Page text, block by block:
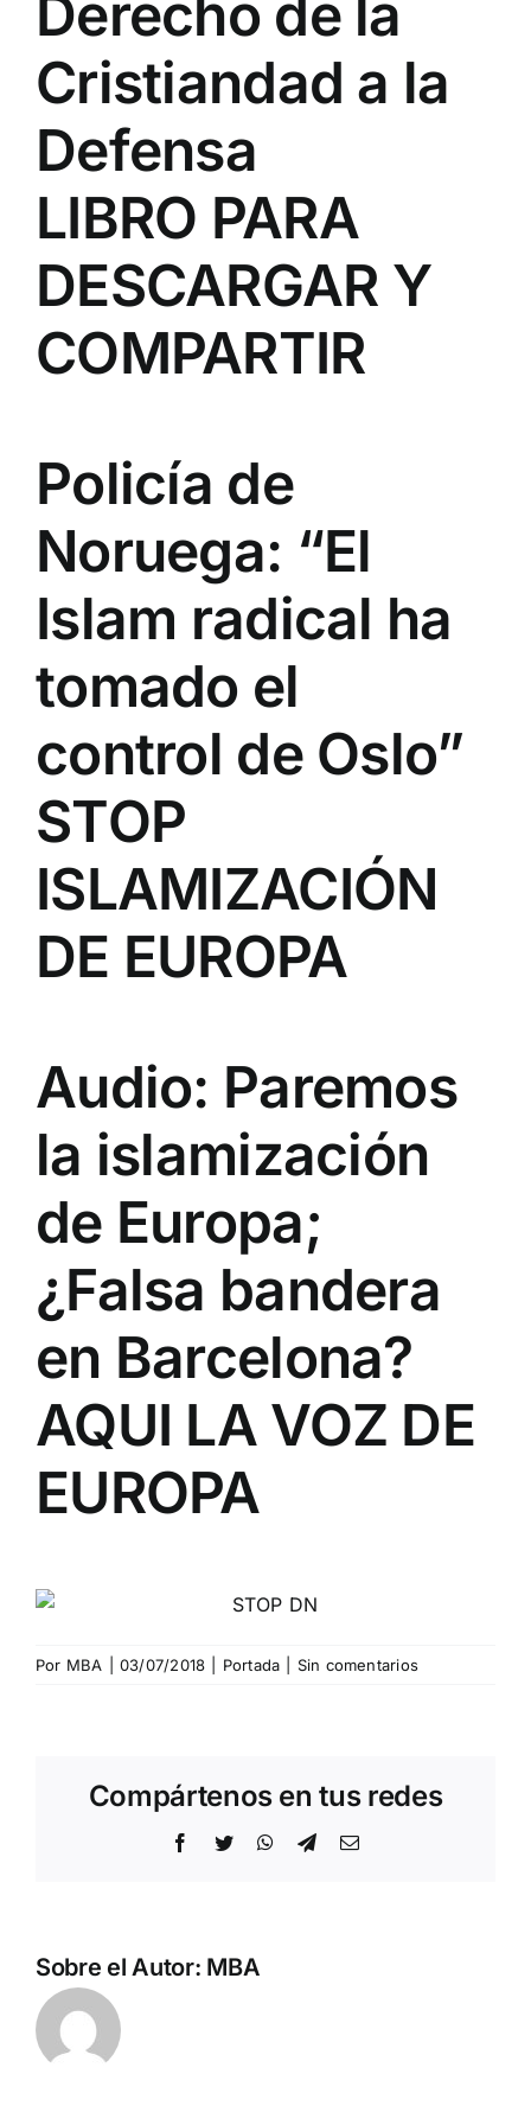
Derecho de la
Cristiandad a la
Defensa
LIBRO PARA
DESCARGAR Y
COMPARTIR
Policía de
Noruega: “El
Islam radical ha
tomado el
control de Oslo”
STOP
ISLAMIZACIÓN
DE EUROPA
Audio: Paremos
la islamización
de Europa;
¿Falsa bandera
en Barcelona?
AQUI LA VOZ DE
EUROPA
Por MBA 03/07/2018 Portada Sin comentarios
Compártenos en tus redes
Facebook
Twitter WhatsApp
TelegramCorreo
Sobre el Autor: MBA